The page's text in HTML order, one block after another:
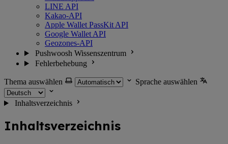
LINE API
Kakao-API
Apple Wallet PassKit API
Google Wallet API
Geozones-API
Pushwoosh Wissenszentrum
Fehlerbehebung
Thema auswählen Sprache auswählen
Inhaltsverzeichnis
Inhaltsverzeichnis